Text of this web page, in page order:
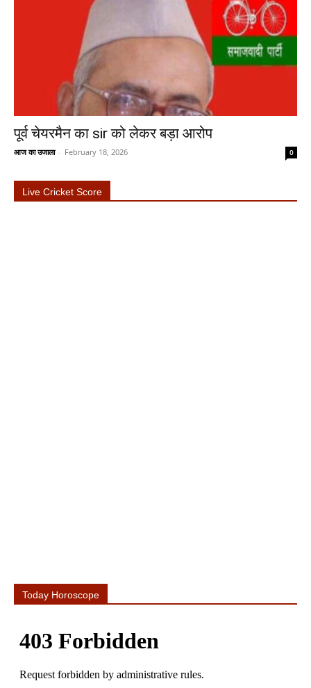
पूर्व चेयरमैन का sir को लेकर बड़ा आरोप
आज का उजाला - February 18, 2026 0
Live Cricket Score
Today Horoscope